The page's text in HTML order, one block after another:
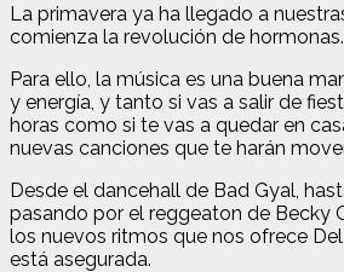
La primavera ya ha llegado a
comienza la revolución de hormonas.
Para ello, la música es una buena
y energía, y tanto si vas a salir de
horas como si te vas a quedar en
nuevas canciones que te harán
Desde el dancehall de Bad Gyal,
pasando por el reggeaton de Becky
los nuevos ritmos que nos ofrece
está asegurada.